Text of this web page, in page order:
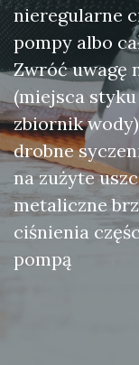
nieregularne
pompy albo
Zwróć uwagę
(miejsca
zbiornik
drobne
na zużyte
metaliczne
ciśnienia
pompą